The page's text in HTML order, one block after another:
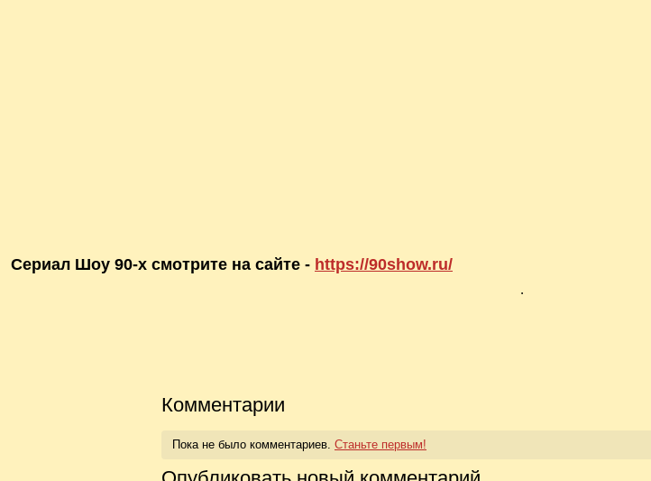
Сериал Шоу 90-х смотрите на сайте - https://90show.ru/
.
Комментарии
Пока не было комментариев. Станьте первым!